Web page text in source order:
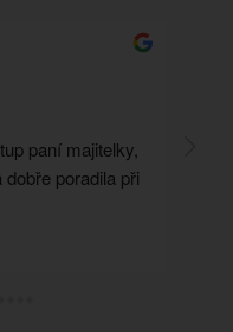
paní majitelky,
poradila při